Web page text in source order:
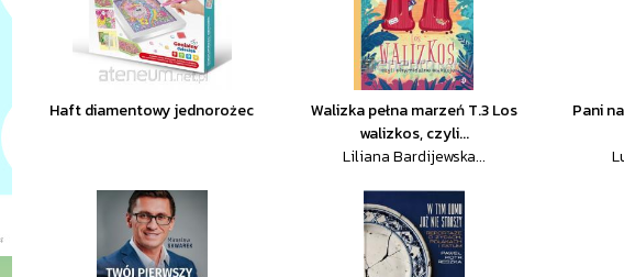
Haft diamentowy jednorożec
Walizka pełna marzeń T.3 Los
walizkos, czyli...
Liliana Bardijewska...
Pani